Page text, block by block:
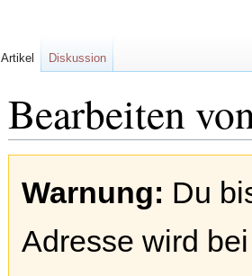
Bearbeiten
Navigation
springen
Suche
springen
Warnung: Du
Adresse wird
Artikel Diskussion